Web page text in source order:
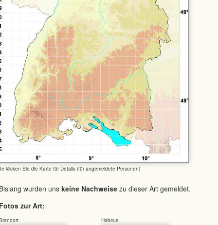
klicken Sie die Karte für Details (für angemeldete Personen)
wurden uns keine Nachweise zu dieser Art gemeldet.
zur Art:
Habitus